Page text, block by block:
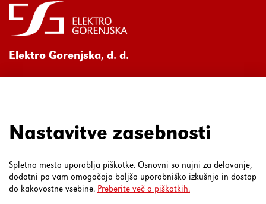
Elektro Gorenjska, d. d.
Nastavitve zasebnosti
Spletno mesto uporablja piškotke. Osnovni so nujni za delovanje,
dodatni pa vam omogočajo boljšo uporabniško izkušnjo in dostop
do kakovostne vsebine. Preberite več o piškotkih.